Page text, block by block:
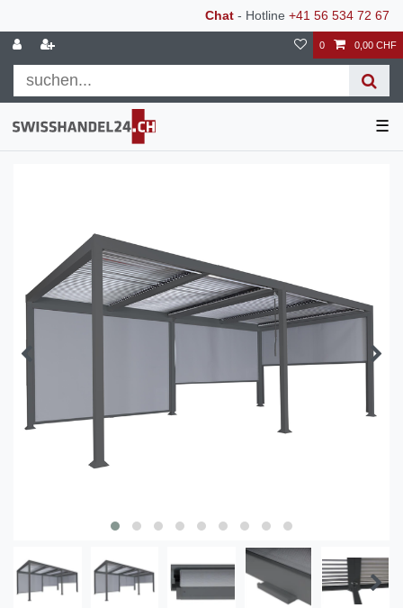
Chat - Hotline +41 56 534 72 67
0 0,00 CHF
☰